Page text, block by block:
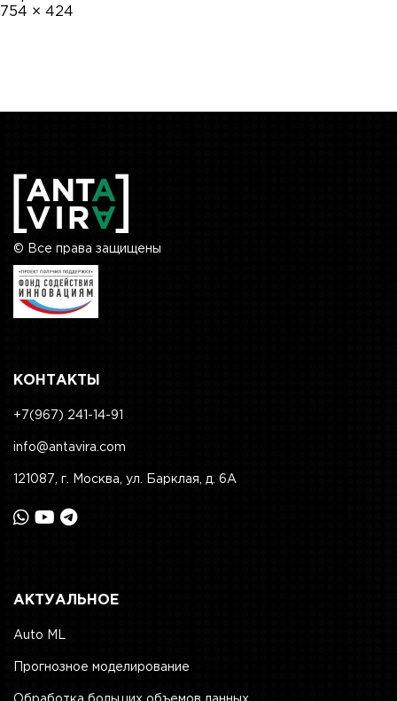
Полный
754 × 424
© Все права защищены
КОНТАКТЫ
+7(967) 241-14-91
info@antavira.com
121087, г. Москва, ул. Барклая, д. 6А
АКТУАЛЬНОЕ
Auto ML
Прогнозное моделирование